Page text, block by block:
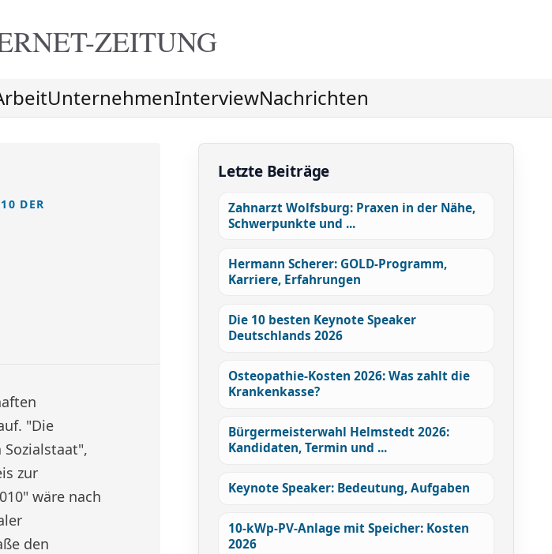
ZEITUNG
UnternehmenInterviewNachrichten
DER
"Die
zur
wäre nach
den
Letzte Beiträge
Zahnarzt Wolfsburg: Praxen in der Nähe,
Schwerpunkte und ...
Hermann Scherer: GOLD-Programm,
Karriere, Erfahrungen
Die 10 besten Keynote Speaker
Deutschlands 2026
Osteopathie-Kosten 2026: Was zahlt die
Krankenkasse?
Bürgermeisterwahl Helmstedt 2026:
Kandidaten, Termin und ...
Keynote Speaker: Bedeutung, Aufgaben
10-kWp-PV-Anlage mit Speicher: Kosten
2026